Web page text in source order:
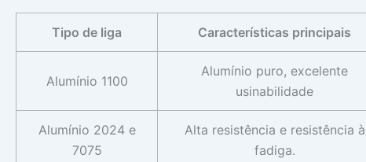
Tipo de liga Características principais
Alumínio 1100
Alumínio puro, excelente
usinabilidade
Alumínio 2024 e
7075
Alta resistência e resistência à
fadiga.